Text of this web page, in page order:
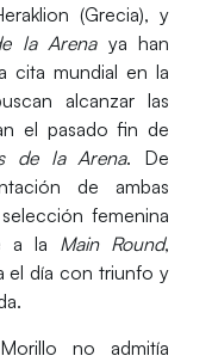
(Grecia), y
la Arena ya han
cita mundial en la
alcanzar las
el pasado fin de
de la Arena. De
de ambas
femenina
a la Main Round,
el día con triunfo y
no admitía